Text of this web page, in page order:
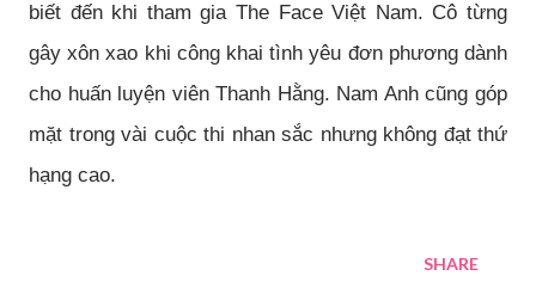
biết đến khi tham gia The Face Việt Nam. Cô từng
gây xôn xao khi công khai tình yêu đơn phương dành
cho huấn luyện viên Thanh Hằng. Nam Anh cũng góp
mặt trong vài cuộc thi nhan sắc nhưng không đạt thứ
hạng cao.
SHARE